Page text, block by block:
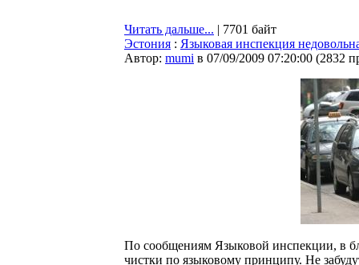
Читать дальше... | 7701 байт
Эстония : Языковая инспекция
Автор: mumi в 07/09/2009 07:20:00 (2832
По сообщениям Языковой инспекции, в
чистки по языковому принципу. Не